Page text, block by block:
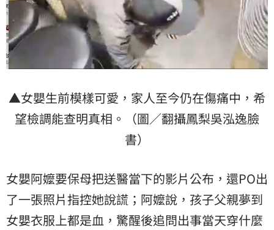
▲女嬰生前模樣可愛，家人至今仍在傷痛中，希
望檢調能查明真相。（圖／翻攝鳳梨吳泓逸臉
書）
女嬰阿嬤要保母把送醫當下的影片公布，還PO出
了一張照片指控她說謊；阿嬤說，孩子父親夢到
女嬰衣服上都是血，驚醒後追問出事當天穿什麼